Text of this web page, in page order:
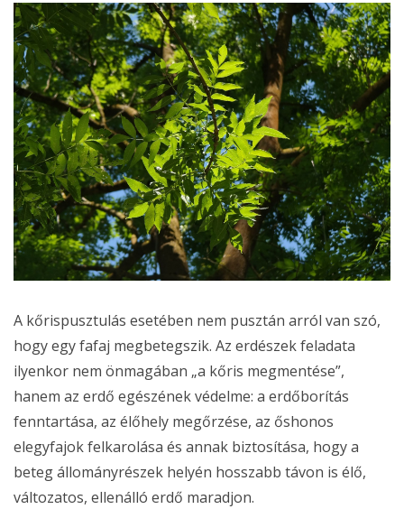
A kőrispusztulás esetében nem pusztán arról van szó,
hogy egy fafaj megbetegszik. Az erdészek feladata
ilyenkor nem önmagában „a kőris megmentése”,
hanem az erdő egészének védelme: a erdőborítás
fenntartása, az élőhely megőrzése, az őshonos
elegyfajok felkarolása és annak biztosítása, hogy a
beteg állományrészek helyén hosszabb távon is élő,
változatos, ellenálló erdő maradjon.